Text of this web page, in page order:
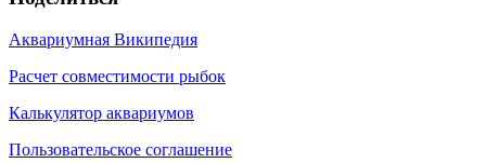
Аквариумная Википедия
Расчет совместимости рыбок
Калькулятор аквариумов
Пользовательское соглашение